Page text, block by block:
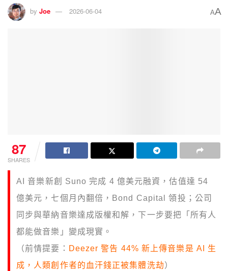
by Joe 2026-06-04 AA
87
SHARES
AI 音樂新創 Suno 完成 4 億美元融資，估值達 54
億美元，七個月內翻倍，Bond Capital 領投；公司
同步與華納音樂達成版權和解，下一步要把「所有人
都能做音樂」變成現實。
（前情提要： Deezer 警告 44% 新上傳音樂是 AI 生
成，人類創作者的血汗錢正被集體洗劫 ）